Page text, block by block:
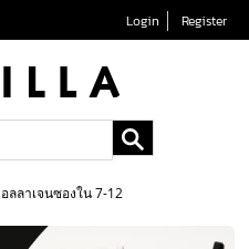
Login Register
ลลาเจนซองใน 7-12